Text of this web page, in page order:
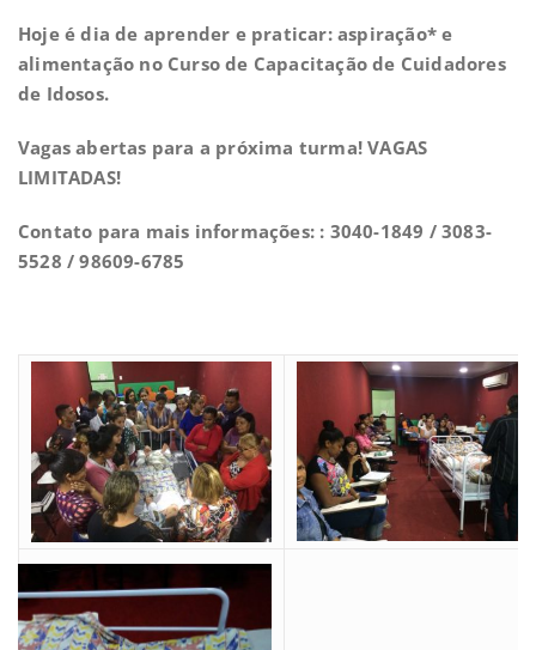
Hoje é dia de aprender e praticar: aspiração* e
alimentação no Curso de Capacitação de Cuidadores
de Idosos.
Vagas abertas para a próxima turma! VAGAS
LIMITADAS!
Contato para mais informações: : 3040-1849 / 3083-
5528 / 98609-6785